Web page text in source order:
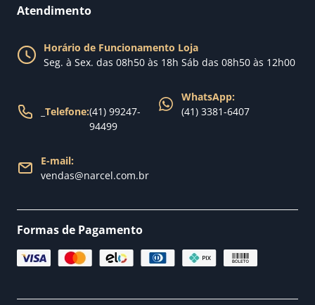
Fale conosco
Nossa loja
Política de Trocas
Política de Entrega
Atendimento
Horário de Funcionamento Loja
Seg. à Sex. das 08h50 às 18h Sáb das 08h50 às 12h00
Telefone:(41) 99247-
94499
WhatsApp:
(41) 3381-6407
E-mail:
vendas@narcel.com.br
Formas de Pagamento